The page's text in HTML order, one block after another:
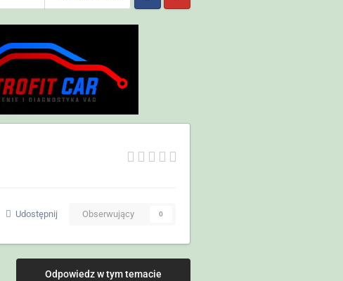
Udostępnij Obserwujący 0
Odpowiedz w tym temacie